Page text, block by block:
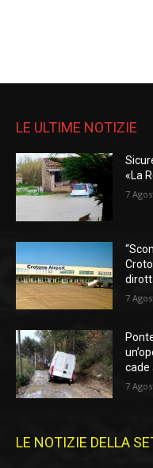
LE ULTIME NOTIZIE
«La
7
7
cade
7
LE NOTIZIE DELLA